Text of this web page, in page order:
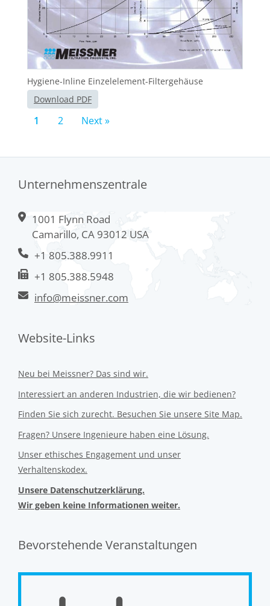
Hygiene-Inline Einzelelement-Filtergehäuse
Download PDF
1 2 Next »
Unternehmenszentrale
1001 Flynn Road
Camarillo, CA 93012 USA
+1 805.388.9911
+1 805.388.5948
info@meissner.com
Website-Links
Neu bei Meissner? Das sind wir.
Interessiert an anderen Industrien, die wir bedienen?
Finden Sie sich zurecht. Besuchen Sie unsere Site Map.
Fragen? Unsere Ingenieure haben eine Lösung.
Unser ethisches Engagement und unser
Verhaltenskodex.
Unsere Datenschutzerklärung.
Wir geben keine Informationen weiter.
Bevorstehende Veranstaltungen